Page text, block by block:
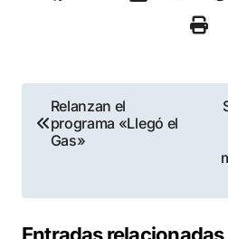
Navegación
de
Relanzan el
programa «Llegó el
Gas»